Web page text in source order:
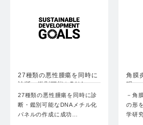
27種類の悪性腫瘍を同時に
診断・鑑別可能なDNA…
27種類の悪性腫瘍を同時に診
断・鑑別可能なDNAメチル化
パネルの作成に成功…
角膜
明
－角
の形
学研